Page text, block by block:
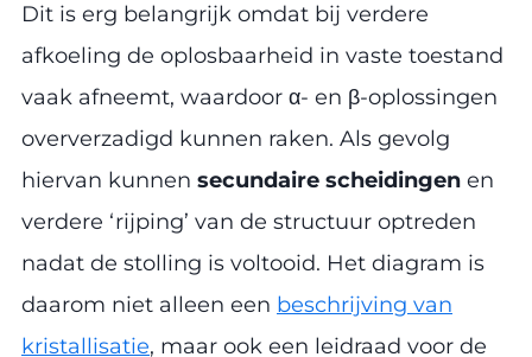
Dit is erg belangrijk omdat bij verdere
afkoeling de oplosbaarheid in vaste toestand
vaak afneemt, waardoor α- en β-oplossingen
oververzadigd kunnen raken. Als gevolg
hiervan kunnen secundaire scheidingen en
verdere ‘rijping’ van de structuur optreden
nadat de stolling is voltooid. Het diagram is
daarom niet alleen een beschrijving van
kristallisatie, maar ook een leidraad voor de